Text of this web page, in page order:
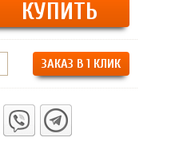
ЗАКАЗ В 1 КЛИК